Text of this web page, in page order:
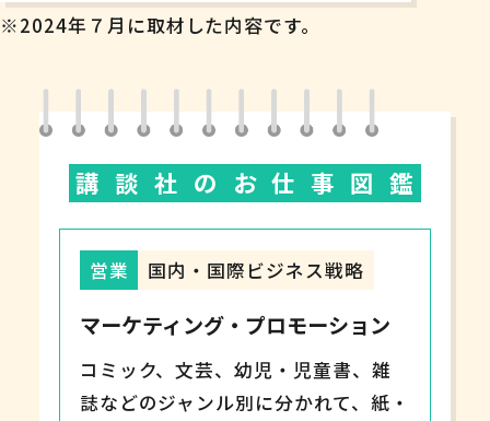
※2024年７月に取材した内容です。
講 談 社 の お 仕 事 図 鑑
営業 国内・国際ビジネス戦略
マーケティング・プロモーション
コミック、文芸、幼児・児童書、雑
誌などのジャンル別に分かれて、紙・